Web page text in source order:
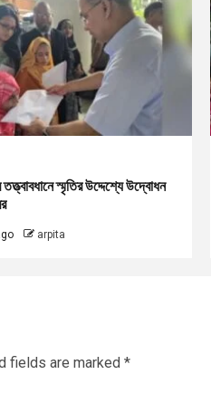
তত্ত্বাবধানে স্মৃতির উদ্দেশ্যে উদ্বোধন
arpita
fields are marked *